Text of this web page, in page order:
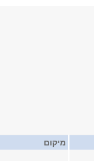
מיקום